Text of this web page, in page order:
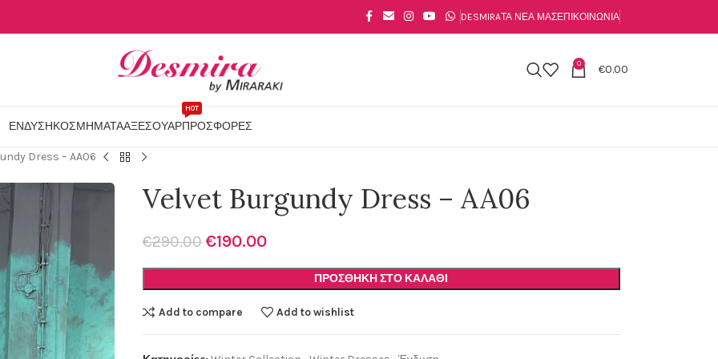
DESMIRAΤΑ ΝΈΑ ΜΑΣΕΠΙΚΟΙΝΩΝΊΑ
0 €0.00
ΕΝΔΥΣΗΚΟΣΜΗΜΑΤΑΑΞΕΣΟΥΑΡΠΡΟΣΦΟΡΕΣ
HOT
Dress – AA06
Velvet Burgundy Dress – AA06
€290.00 €190.00
ΠΡΟΣΘΉΚΗ ΣΤΟ ΚΑΛΆΘΙ
Add to compare Add to wishlist